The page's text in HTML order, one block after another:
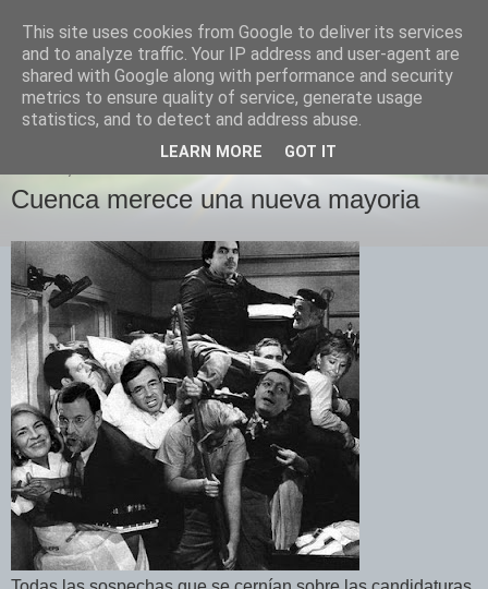
Izquierda Plural
Desde Cuenca para el mundo
Cuenca merece una nueva mayoria
This site uses cookies from Google to deliver its services
and to analyze traffic. Your IP address and user-agent are
shared with Google along with performance and security
metrics to ensure quality of service, generate usage
statistics, and to detect and address abuse.
LEARN MORE GOT IT